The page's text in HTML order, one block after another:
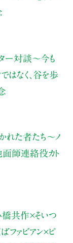
ー対談～今も
ではなく、谷を歩
れた者たち〜ノ
面師連絡役カト
橋共作×そいつ
ファビアン×ピ